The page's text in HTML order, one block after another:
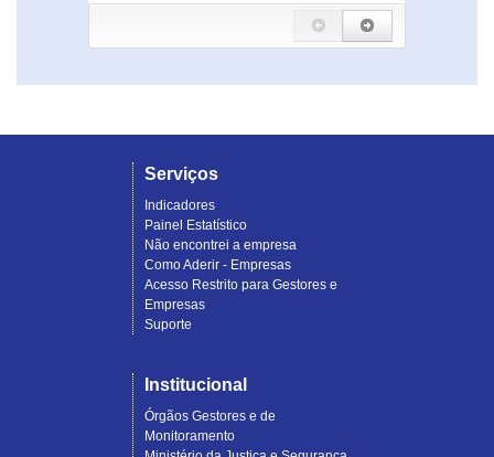
Serviços
Indicadores
Painel Estatístico
Não encontrei a empresa
Como Aderir - Empresas
Acesso Restrito para Gestores e
Empresas
Suporte
Institucional
Órgãos Gestores e de
Monitoramento